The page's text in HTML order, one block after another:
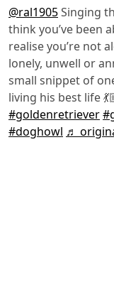
@ral1905Singing
think you’ve been
realise you’re not
lonely, unwell or
small snippet of
living his best life
#goldenretriever
#doghowl ♬